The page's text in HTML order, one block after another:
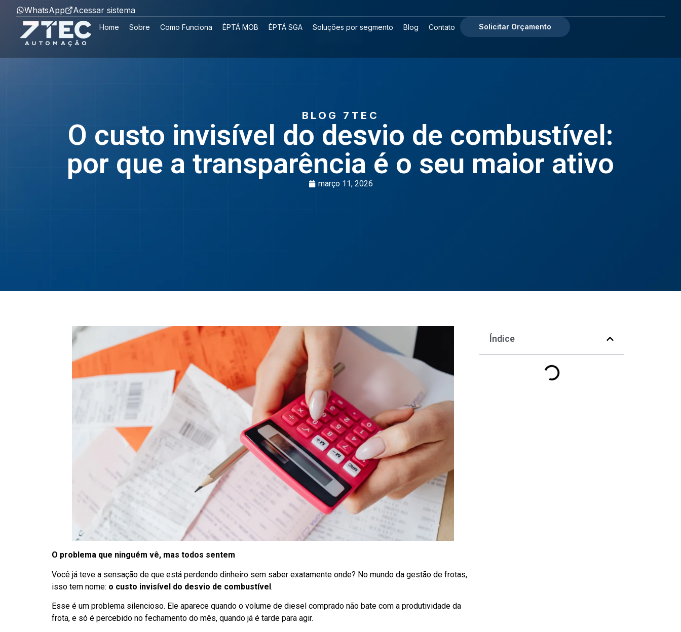
WhatsApp Acessar sistema
Solicitar Orçamento
Home Sobre Como Funciona ÈPTÁ MOB ÈPTÁ SGA Soluções por segmento Blog Contato
BLOG 7TEC
O custo invisível do desvio de combustível:
por que a transparência é o seu maior ativo
março 11, 2026
O problema que ninguém vê, mas todos sentem
Você já teve a sensação de que está perdendo dinheiro sem saber exatamente onde? No mundo da gestão de frotas,
isso tem nome: o custo invisível do desvio de combustível.
Esse é um problema silencioso. Ele aparece quando o volume de diesel comprado não bate com a produtividade da
frota, e só é percebido no fechamento do mês, quando já é tarde para agir.
Índice